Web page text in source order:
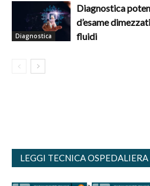
Diagnostica
Diagnostica
d’esame
fluidi
LEGGI TECNICA OSPEDALIERA